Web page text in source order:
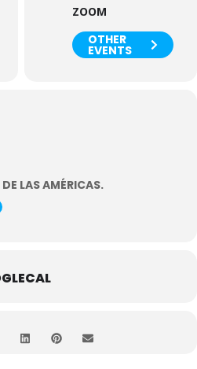
ZOOM
OTHER
EVENTS
LAS AMÉRICAS.